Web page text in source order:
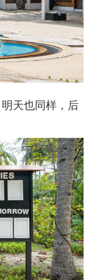
天也同样，后